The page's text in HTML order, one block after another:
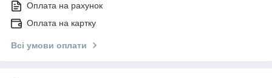
Оплата на рахунок
Оплата на картку
Всі умови оплати